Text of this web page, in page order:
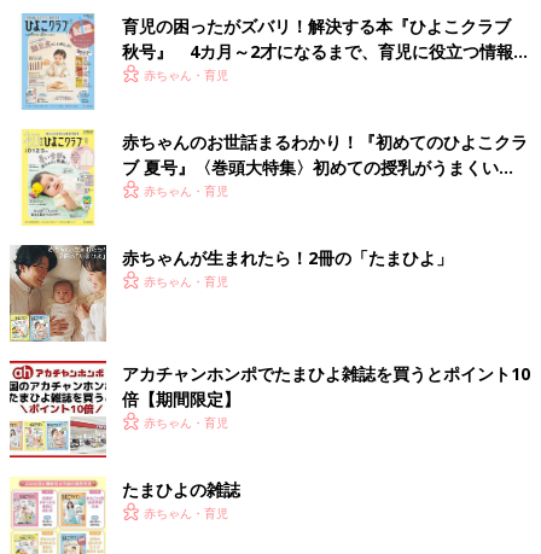
育児の困ったがズバリ！解決する本『ひよこクラブ
秋号』 4カ月～2才になるまで、育児に役立つ情報が
いっぱい！
赤ちゃん・育児
赤ちゃんのお世話まるわかり！『初めてのひよこクラ
ブ 夏号』〈巻頭大特集〉初めての授乳がうまくい
く！ おっぱい・ミルクの基本と夏のトラブル 解決テ
赤ちゃん・育児
赤ちゃんが生まれたら！2冊の「たまひよ」
赤ちゃん・育児
アカチャンホンポでたまひよ雑誌を買うとポイント10
倍【期間限定】
赤ちゃん・育児
たまひよの雑誌
赤ちゃん・育児